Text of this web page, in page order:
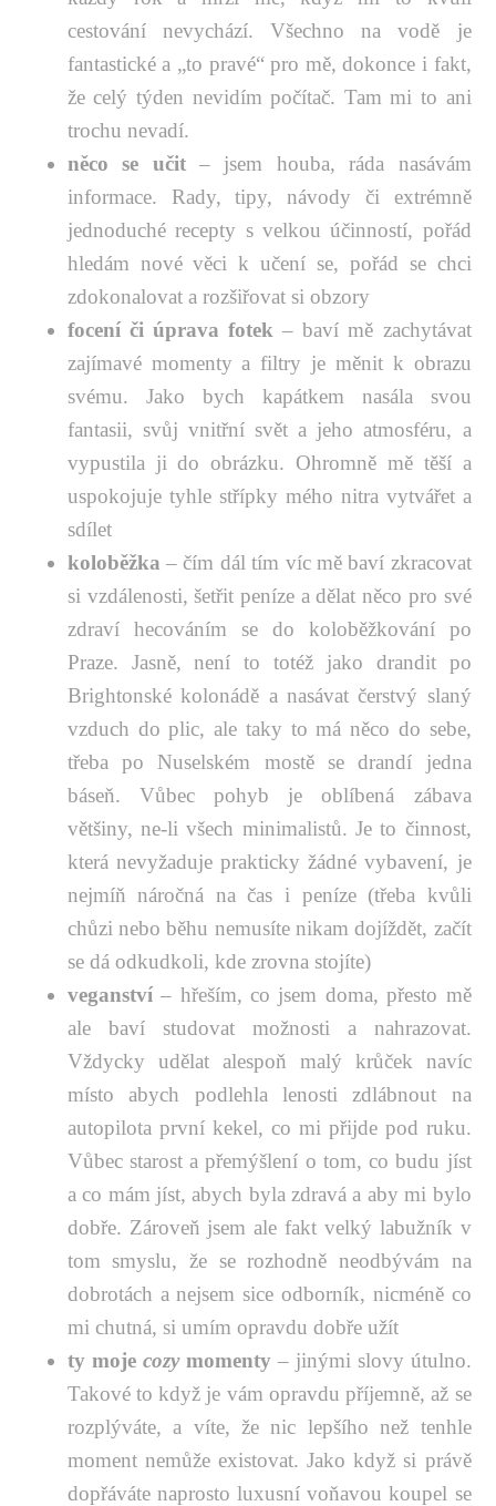
cestování nevychází. Všechno na vodě je
fantastické a „to pravé“ pro mě, dokonce i fakt,
že celý týden nevidím počítač. Tam mi to ani
trochu nevadí.
něco se učit– jsem houba, ráda nasávám
informace. Rady, tipy, návody či extrémně
jednoduché recepty s velkou účinností, pořád
hledám nové věci k učení se, pořád se chci
zdokonalovat a rozšiřovat si obzory
focení či úprava fotek – baví mě zachytávat
zajímavé momenty a filtry je měnit k obrazu
svému. Jako bych kapátkem nasála svou
fantasii, svůj vnitřní svět a jeho atmosféru, a
vypustila ji do obrázku. Ohromně mě těší a
uspokojuje tyhle střípky mého nitra vytvářet a
sdílet
koloběžka – čím dál tím víc mě baví zkracovat
si vzdálenosti, šetřit peníze a dělat něco pro své
zdraví hecováním se do koloběžkování po
Praze. Jasně, není to totéž jako drandit po
Brightonské kolonádě a nasávat čerstvý slaný
vzduch do plic, ale taky to má něco do sebe,
třeba po Nuselském mostě se drandí jedna
báseň. Vůbec pohyb je oblíbená zábava
většiny, ne-li všech minimalistů. Je to činnost,
která nevyžaduje prakticky žádné vybavení, je
nejmíň náročná na čas i peníze (třeba kvůli
chůzi nebo běhu nemusíte nikam dojíždět, začít
se dá odkudkoli, kde zrovna stojíte)
veganství– hřeším, co jsem doma, přesto mě
ale baví studovat možnosti a nahrazovat.
Vždycky udělat alespoň malý krůček navíc
místo abych podlehla lenosti zdlábnout na
autopilota první kekel, co mi přijde pod ruku.
Vůbec starost a přemýšlení o tom, co budu jíst
a co mám jíst, abych byla zdravá a aby mi bylo
dobře. Zároveň jsem ale fakt velký labužník v
tom smyslu, že se rozhodně neodbývám na
dobrotách a nejsem sice odborník, nicméně co
mi chutná, si umím opravdu dobře užít
ty moje cozymomenty – jinými slovy útulno.
Takové to když je vám opravdu příjemně, až se
rozplýváte, a víte, že nic lepšího než tenhle
moment nemůže existovat. Jako když si právě
dopřáváte naprosto luxusní voňavou koupel se